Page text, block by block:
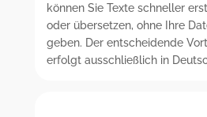
können Sie Texte schneller
oder übersetzen, ohne Ihre
geben. Der entscheidende
erfolgt ausschließlich in